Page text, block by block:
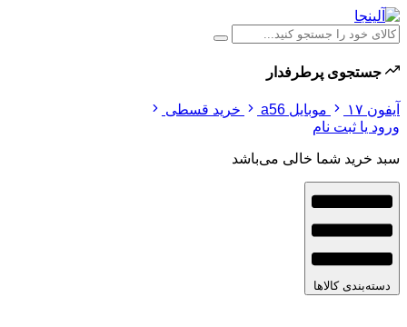
جستجوی پرطرفدار
آیفون ۱۷ موبایل a56
خرید قسطی
ورود یا ثبت نام
سبد خرید شما خالی می‌باشد
دسته‌بندی کالاها